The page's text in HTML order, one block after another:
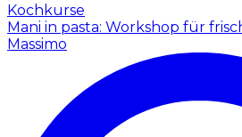
Kochkurse
Mani in pasta: Workshop für
Massimo